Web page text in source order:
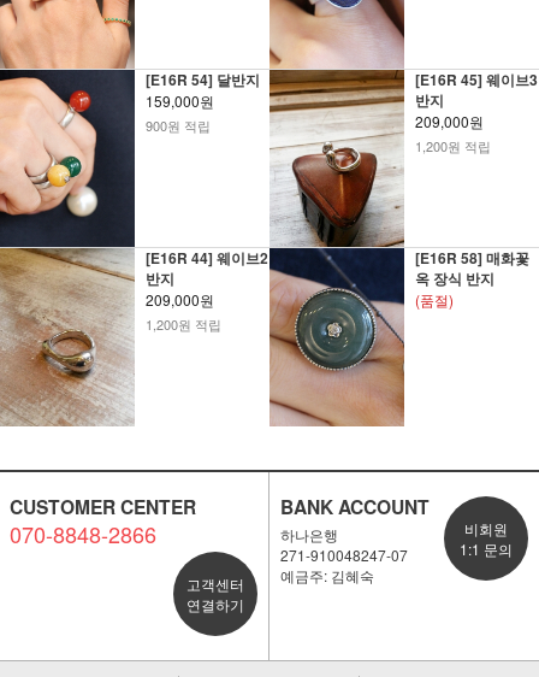
[E16R 54] 달반지
159,000원
900원 적립
[E16R 45] 웨이브3
반지
209,000원
1,200원 적립
[E16R 44] 웨이브2
반지
209,000원
1,200원 적립
[E16R 58] 매화꽃
옥 장식 반지
(품절)
CUSTOMER CENTER
070-8848-2866
고객센터
연결하기
BANK ACCOUNT
하나은행
271-910048247-07
예금주: 김혜숙
비회원
1:1 문의